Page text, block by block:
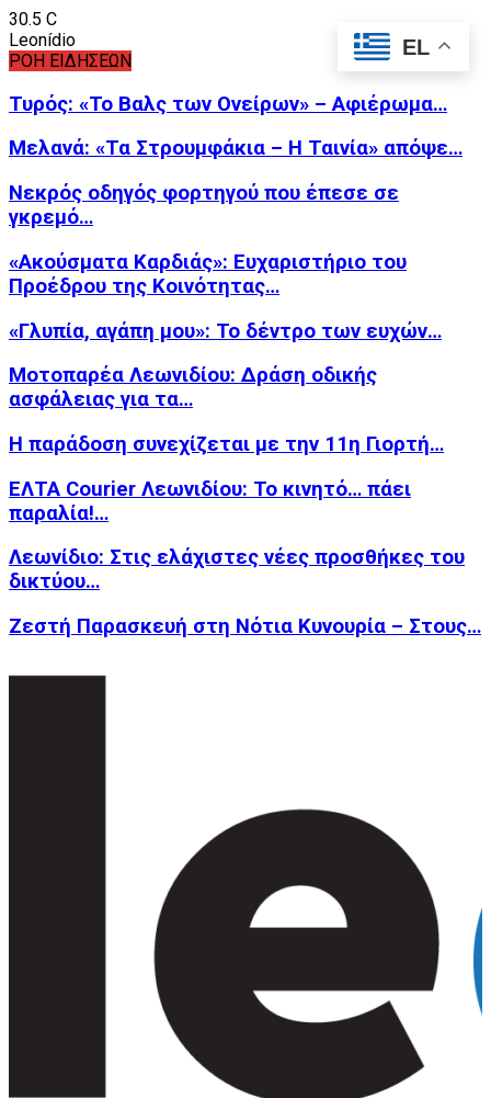
30.5 C
Leonídio
ΡΟΗ ΕΙΔΗΣΕΩΝ
Τυρός: «Το Βαλς των Ονείρων» – Αφιέρωμα…
Μελανά: «Τα Στρουμφάκια – Η Ταινία» απόψε…
Νεκρός οδηγός φορτηγού που έπεσε σε
γκρεμό…
«Ακούσματα Καρδιάς»: Ευχαριστήριο του
Προέδρου της Κοινότητας…
«Γλυπία, αγάπη μου»: Το δέντρο των ευχών…
Μοτοπαρέα Λεωνιδίου: Δράση οδικής
ασφάλειας για τα…
Η παράδοση συνεχίζεται με την 11η Γιορτή…
ΕΛΤΑ Courier Λεωνιδίου: Το κινητό… πάει
παραλία!…
Λεωνίδιο: Στις ελάχιστες νέες προσθήκες του
δικτύου…
Ζεστή Παρασκευή στη Νότια Κυνουρία – Στους…
EL